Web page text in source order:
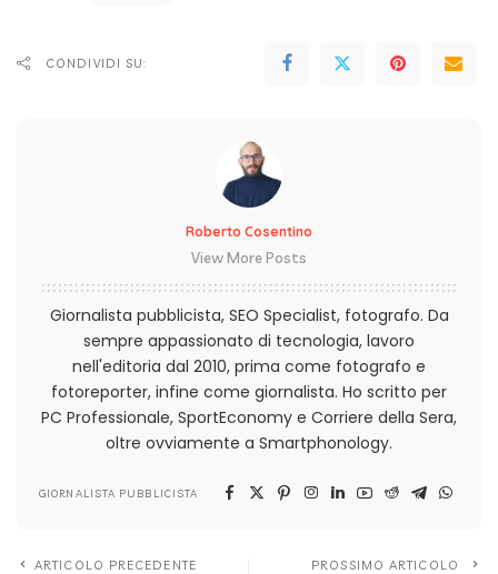
CONDIVIDI SU:
Roberto Cosentino
View More Posts
Giornalista pubblicista, SEO Specialist, fotografo. Da
sempre appassionato di tecnologia, lavoro
nell'editoria dal 2010, prima come fotografo e
fotoreporter, infine come giornalista. Ho scritto per
PC Professionale, SportEconomy e Corriere della Sera,
oltre ovviamente a Smartphonology.
GIORNALISTA PUBBLICISTA
ARTICOLO PRECEDENTE PROSSIMO ARTICOLO